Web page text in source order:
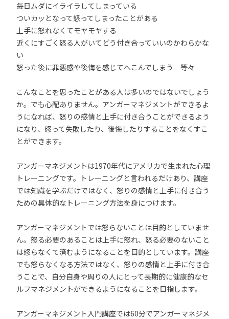
毎日ムダにイライラしてしまっている
ついカッとなって怒ってしまったことがある
上手に怒れなくてモヤモヤする
近くにすごく怒る人がいてどう付き合っていいのかわらかな
い
怒った後に罪悪感や後悔を感じてへこんでしまう 等々
こんなことを思ったことがある人は多いのではないでしょう
か。でも心配ありません。アンガーマネジメントができるよ
うになれば、怒りの感情と上手に付き合うことができるよう
になり、怒って失敗したり、後悔したりすることをなくすこ
とができます。
アンガーマネジメントは1970年代にアメリカで生まれた心理
トレーニングです。トレーニングと言われるだけあり、講座
では知識を学ぶだけではなく、怒りの感情と上手に付き合う
ための具体的なトレーニング方法を身につけます。
アンガーマネジメントでは怒らないことは目的としていませ
ん。怒る必要のあることは上手に怒れ、怒る必要のないこと
は怒らなくて済むようになることを目的としています。講座
でも怒らなくなる方法ではなく、怒りの感情と上手に付き合
うことで、自分自身や周りの人にとって長期的に健康的なセ
ルフマネジメントができるようになることを目指します。
アンガーマネジメント入門講座では60分でアンガーマネジメ